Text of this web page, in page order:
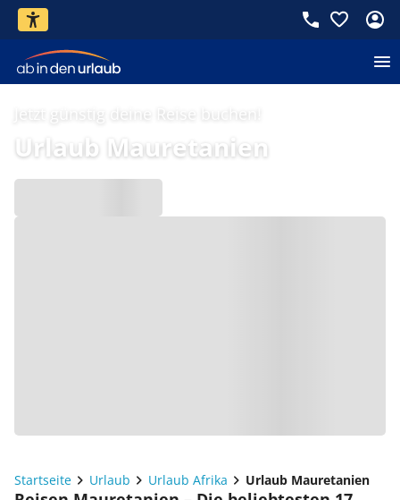
Jetzt günstig deine Reise buchen!
Urlaub Mauretanien
Startseite Urlaub Urlaub Afrika Urlaub Mauretanien